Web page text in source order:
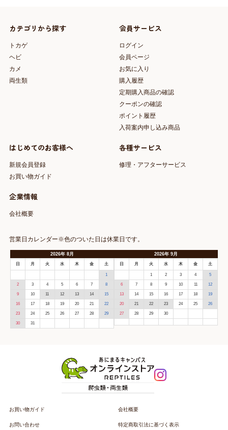
カテゴリから探す
トカゲ
ヘビ
カメ
両生類
会員サービス
ログイン
会員ページ
お気に入り
購入履歴
定期購入商品の確認
クーポンの確認
ポイント履歴
入荷案内申し込み商品
はじめてのお客様へ
新規会員登録
お買い物ガイド
各種サービス
修理・アフターサービス
企業情報
会社概要
営業日カレンダー※色のついた日は休業日です。
2026年 8月
日 月 火 水 木 金 土
1
2 3 4 5 6 7 8
9 10 11 12 13 14 15
16 17 18 19 20 21 22
23 24 25 26 27 28 29
30 31
2026年9月
日 月 火 水 木 金 土
1 2 3 4 5
6 7 8 9 10 11 12
13 14 15 16 17 18 19
20 21 22 23 24 25 26
27 28 29 30
お買い物ガイド 会社概要
お問い合わせ 特定商取引法に基づく表示